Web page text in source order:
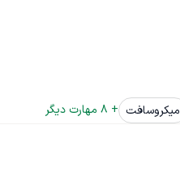
میکروسافت +
8 مهارت دیگر